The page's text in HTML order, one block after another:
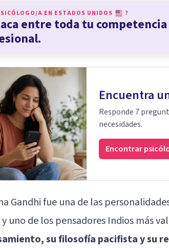
A EN ESTADOS UNIDOS ?
entre toda tu competencia
Encuentra
Responde 7
necesidades.
Encontrar
Gandhifue una de las
y uno de los pensadores Indios más
su filosofía pacifista y su